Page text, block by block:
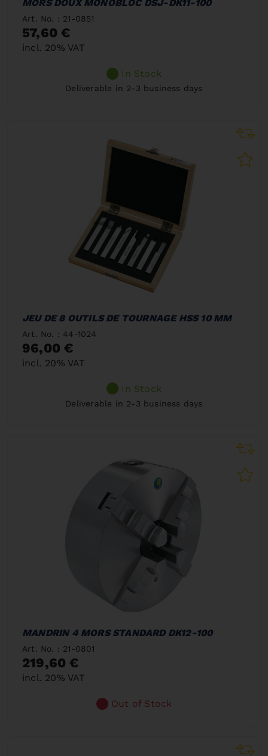
MORS DOUX MONOBLOC DSJ-DK11-100
Art. No. : 21-0851
57,60 €
incl. 20% VAT
In Stock
Deliverable in 2-3 business days
JEU DE 8 OUTILS DE TOURNAGE HSS 10 MM
Art. No. : 44-1024
96,00 €
incl. 20% VAT
In Stock
Deliverable in 2-3 business days
MANDRIN 4 MORS STANDARD DK12-100
Art. No. : 21-0801
219,60 €
incl. 20% VAT
Out of Stock